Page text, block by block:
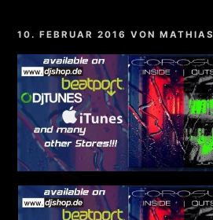
10. FEBRUAR 2016 VON